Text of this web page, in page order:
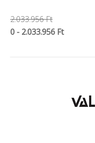
2.033.956 Ft
0 - 2.033.956 Ft